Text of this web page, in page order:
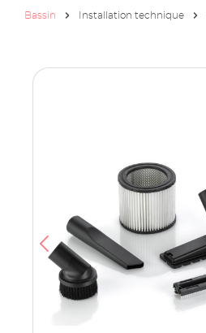
Bassin Installation technique